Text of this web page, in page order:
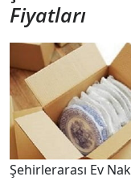
Fiyatları
Şehirlerarası Ev